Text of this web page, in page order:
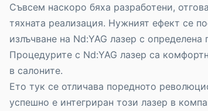
Съвсем наскоро бяха разработени,
тяхната реализация. Нужният ефект се
излъчване на Nd:YAG лазер с
Процедурите с Nd:YAG лазер са
в салоните.
Ето тук се отличава поредното
успешно е интегриран този лазер в